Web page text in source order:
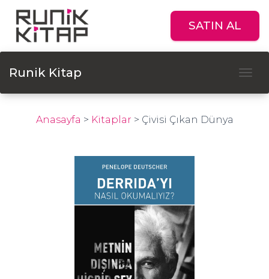
SATIN AL
Runik Kitap
Anasayfa > Kitaplar > Çivisi Çıkan Dünya